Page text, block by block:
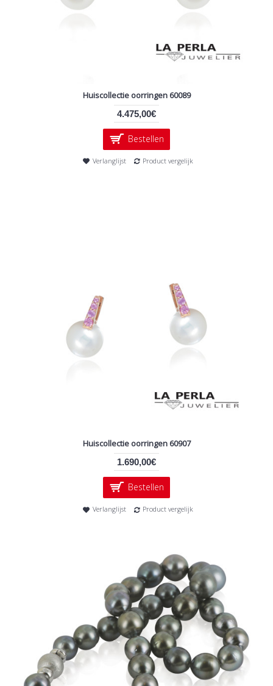
Huiscollectie oorringen 60089
4.475,00€
Bestellen
Verlanglijst Product vergelijk
Huiscollectie oorringen 60907
1.690,00€
Bestellen
Verlanglijst Product vergelijk